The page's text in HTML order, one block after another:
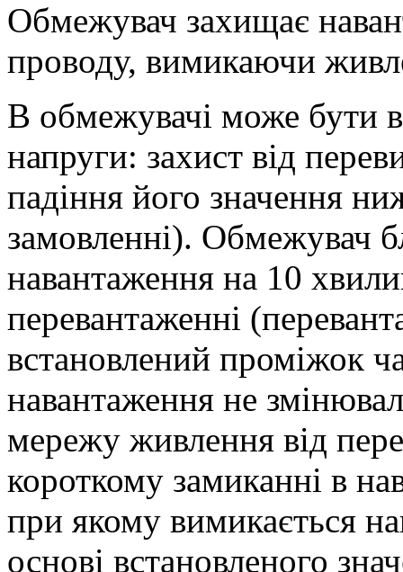
Обмежувач захищає
проводу, вимикаючи
В обмежувачі може бути
напруги: захист від
падіння його значення
замовленні). Обмежувач
навантаження на 10
перевантаженні
встановлений проміжок
навантаження не
мережу живлення від
короткому замиканні в
при якому вимикається
основі встановленого